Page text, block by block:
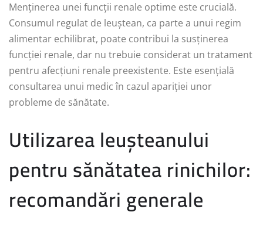
Menținerea unei funcții renale optime este crucială.
Consumul regulat de leuștean, ca parte a unui regim
alimentar echilibrat, poate contribui la susținerea
funcției renale, dar nu trebuie considerat un tratament
pentru afecțiuni renale preexistente. Este esențială
consultarea unui medic în cazul apariției unor
probleme de sănătate.
Utilizarea leușteanului
pentru sănătatea rinichilor:
recomandări generale